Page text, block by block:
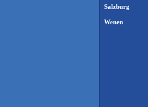
Salzburg
Wenen